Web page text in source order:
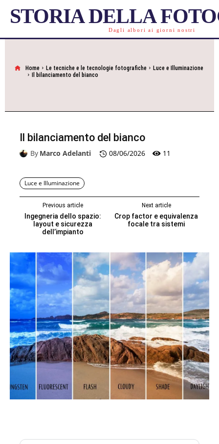
STORIA DELLA
Dagli albori ai giorni nostri
Home Le tecniche e le tecnologie fotografiche
Luce e Illuminazione
Il bilanciamento del bianco
Il bilanciamento del bianco
By Marco Adelanti 08/06/2026 11
Luce e Illuminazione
Previous article
Ingegneria dello spazio:
layout e sicurezza
dell’impianto
Next article
Crop factor e equivalenza
focale tra sistemi